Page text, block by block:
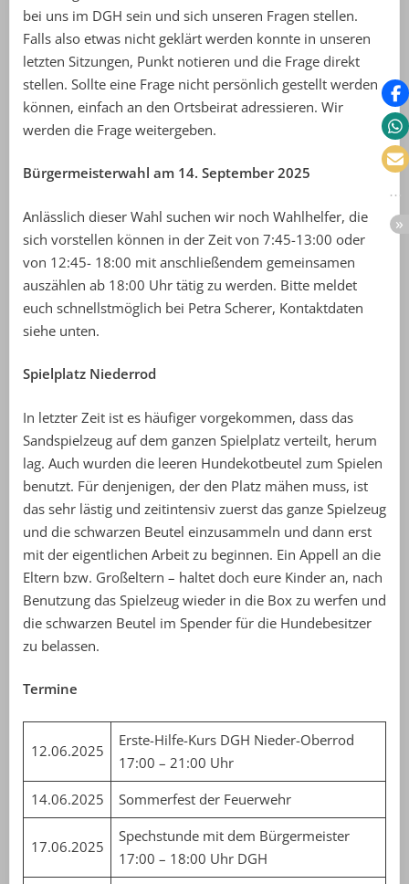
bei uns im DGH sein und sich unseren Fragen stellen.
Falls also etwas nicht geklärt werden konnte in unseren
letzten Sitzungen, Punkt notieren und die Frage direkt
stellen. Sollte eine Frage nicht persönlich gestellt werden
können, einfach an den Ortsbeirat adressieren. Wir
werden die Frage weitergeben.
Bürgermeisterwahl am 14. September 2025
Anlässlich dieser Wahl suchen wir noch Wahlhelfer, die
sich vorstellen können in der Zeit von 7:45-13:00 oder
von 12:45- 18:00 mit anschließendem gemeinsamen
auszählen ab 18:00 Uhr tätig zu werden. Bitte meldet
euch schnellstmöglich bei Petra Scherer, Kontaktdaten
siehe unten.
Spielplatz Niederrod
In letzter Zeit ist es häufiger vorgekommen, dass das
Sandspielzeug auf dem ganzen Spielplatz verteilt, herum
lag. Auch wurden die leeren Hundekotbeutel zum Spielen
benutzt. Für denjenigen, der den Platz mähen muss, ist
das sehr lästig und zeitintensiv zuerst das ganze Spielzeug
und die schwarzen Beutel einzusammeln und dann erst
mit der eigentlichen Arbeit zu beginnen. Ein Appell an die
Eltern bzw. Großeltern – haltet doch eure Kinder an, nach
Benutzung das Spielzeug wieder in die Box zu werfen und
die schwarzen Beutel im Spender für die Hundebesitzer
zu belassen.
Termine
12.06.2025
Erste-Hilfe-Kurs DGH Nieder-Oberrod
17:00 – 21:00 Uhr
14.06.2025
Sommerfest der Feuerwehr
17.06.2025
Spechstunde mit dem Bürgermeister
17:00 – 18:00 Uhr DGH